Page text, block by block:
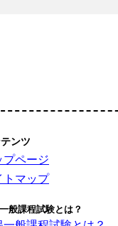
ンツ
プページ
トマップ
般課程試験とは？